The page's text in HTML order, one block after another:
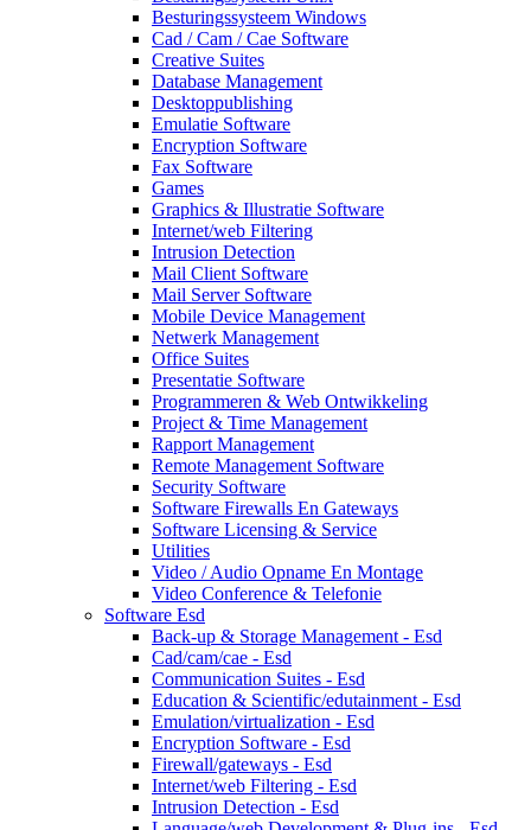
Besturingssysteem Windows
Cad / Cam / Cae Software
Creative Suites
Database Management
Desktoppublishing
Emulatie Software
Encryption Software
Fax Software
Games
Graphics & Illustratie Software
Internet/web Filtering
Intrusion Detection
Mail Client Software
Mail Server Software
Mobile Device Management
Netwerk Management
Office Suites
Presentatie Software
Programmeren & Web Ontwikkeling
Project & Time Management
Rapport Management
Remote Management Software
Security Software
Software Firewalls En Gateways
Software Licensing & Service
Utilities
Video / Audio Opname En Montage
Video Conference & Telefonie
Software Esd
Back-up & Storage Management - Esd
Cad/cam/cae - Esd
Communication Suites - Esd
Education & Scientific/edutainment - Esd
Emulation/virtualization - Esd
Encryption Software - Esd
Firewall/gateways - Esd
Internet/web Filtering - Esd
Intrusion Detection - Esd